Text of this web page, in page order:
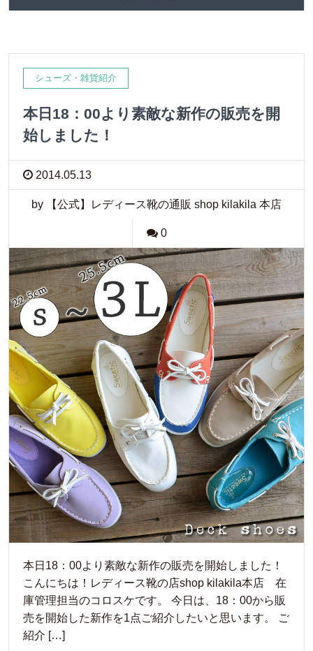
シューズ・雑貨紹介
本日18：00より素敵な新作の販売を開
始しました！
2014.05.13
by 【公式】レディース靴の通販 shop kilakila 本店
0
本日18：00より素敵な新作の販売を開始しました！
こんにちは！レディース靴の店shop kilakila本店 在
庫管理担当のコロスケです。 今日は、18：00から販
売を開始した新作を1点ご紹介したいと思います。 ご
紹介 […]